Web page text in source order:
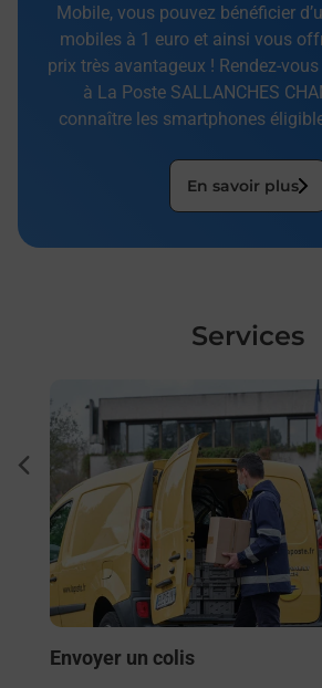
Mobile, vous pouvez bénéficier
mobiles à 1 euro et ainsi vous
prix très avantageux ! Rendez-
à La Poste SALLANCHES
connaître les smartphones
En savoir plus
Services
Envoyer un colis